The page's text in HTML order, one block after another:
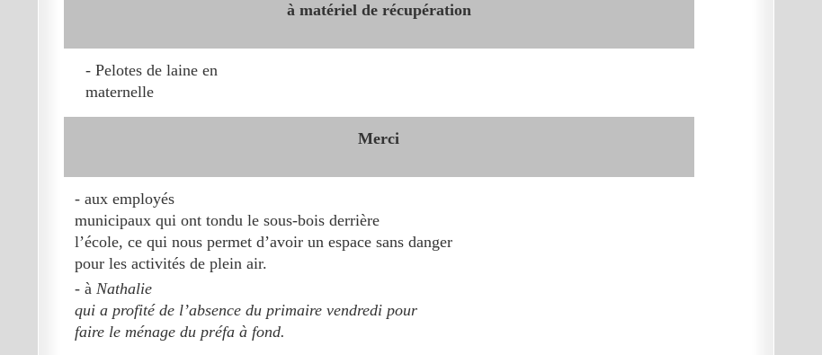
à matériel de récupération
- Pelotes de laine en
maternelle
Merci
- aux employés
municipaux qui ont tondu le sous-bois derrière
l’école, ce qui nous permet d’avoir un espace sans danger
pour les activités de plein air.
- à Nathalie
qui a profité de l’absence du primaire vendredi pour
faire le ménage du préfa à fond.